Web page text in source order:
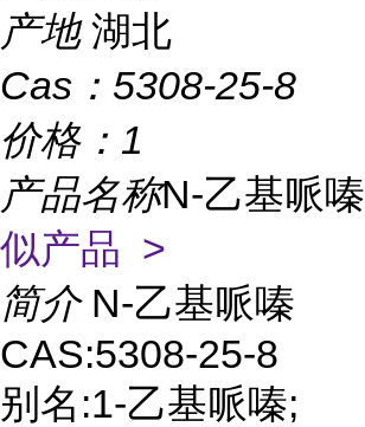
产地 湖北
Cas： 5308-25-8
价格： 1
产品名称N-乙基哌嗪
似产品 >
简介 N-乙基哌嗪
CAS:5308-25-8
别名:1-乙基哌嗪;